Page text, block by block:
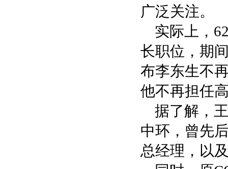
广泛关注。
实际上，
长职位，期
布李东生不
他不再担任
据了解，
中环，曾先
总经理，以